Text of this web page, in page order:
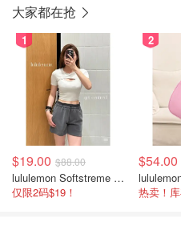
大家都在抢
1
$19.00 $88.00
lululemon Softstreme 女士高腰短裤 10cm
仅限2码$19！
2
$54.00
热卖！